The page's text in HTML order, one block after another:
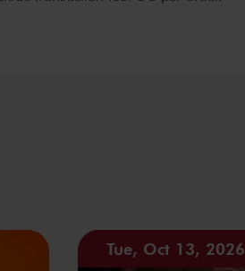
Tue, Oct 13, 2026